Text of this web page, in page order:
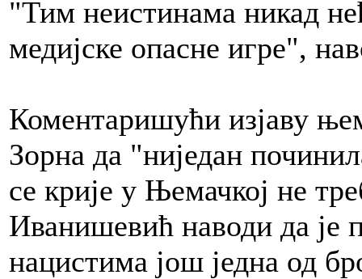
"Тим неистинама никад
медијске опасне игре",
Коментаришући изјаву
Зорна да "ниједан
се крије у Њемачкој не
Иванишевић наводи да је
нацистима још једна од